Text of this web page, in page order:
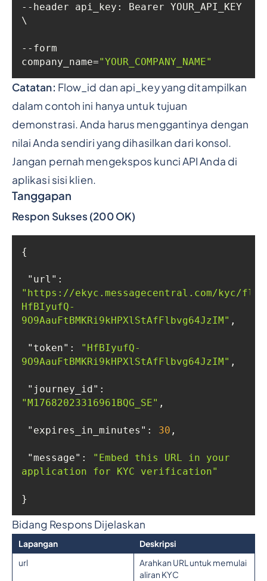
--header api_key: Bearer YOUR_API_KEY
--form
company_name="YOUR_COMPANY_NAME"
Catatan: Flow_id dan api_key yang ditampilkan
dalam contoh ini hanya untuk tujuan
demonstrasi. Anda harus menggantinya dengan
nilai Anda sendiri yang dihasilkan dari konsol.
Jangan pernah mengekspos kunci API Anda di
aplikasi sisi klien.
Tanggapan
Respon Sukses (200 OK)
"url"
"https://ekyc.messagecentral.com/kyc/flow
HfBIyufQ-
9O9AauFtBMKRi9kHPXlStAfFlbvg64JzIM"
"token" :
"HfBIyufQ-
9O9AauFtBMKRi9kHPXlStAfFlbvg64JzIM"
"journey_id"
"M17682023316961BQG_SE"
"expires_in_minutes" : 30
"message" :
"Embed this URL in your
application for KYC verification"
}
Bidang Respons Dijelaskan
Lapangan
Deskripsi
url
Arahkan URL untuk memulai
aliran KYC